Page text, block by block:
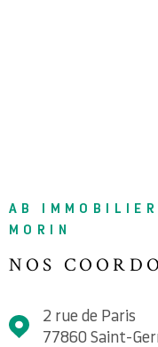
AB
MORIN
NOS
2 rue de Paris
77860
Saint-